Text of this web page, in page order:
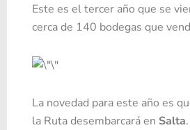
Este es el tercer año que se
cerca de 140 bodegas que
La novedad para este año es
la Ruta desembarcará en Salta